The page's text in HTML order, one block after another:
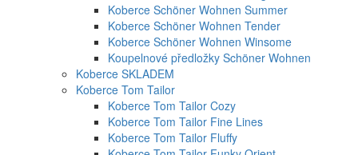
Koberce Schöner Wohnen Summer
Koberce Schöner Wohnen Tender
Koberce Schöner Wohnen Winsome
Koupelnové předložky Schöner Wohnen
Koberce SKLADEM
Koberce Tom Tailor
Koberce Tom Tailor Cozy
Koberce Tom Tailor Fine Lines
Koberce Tom Tailor Fluffy